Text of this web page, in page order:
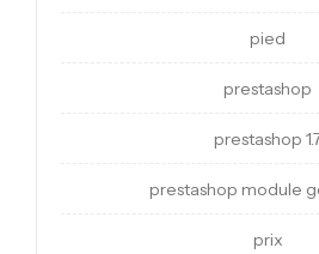
pied
prestashop
prestashop
prestashop module
prix